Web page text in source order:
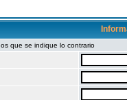
que se indique lo contrario